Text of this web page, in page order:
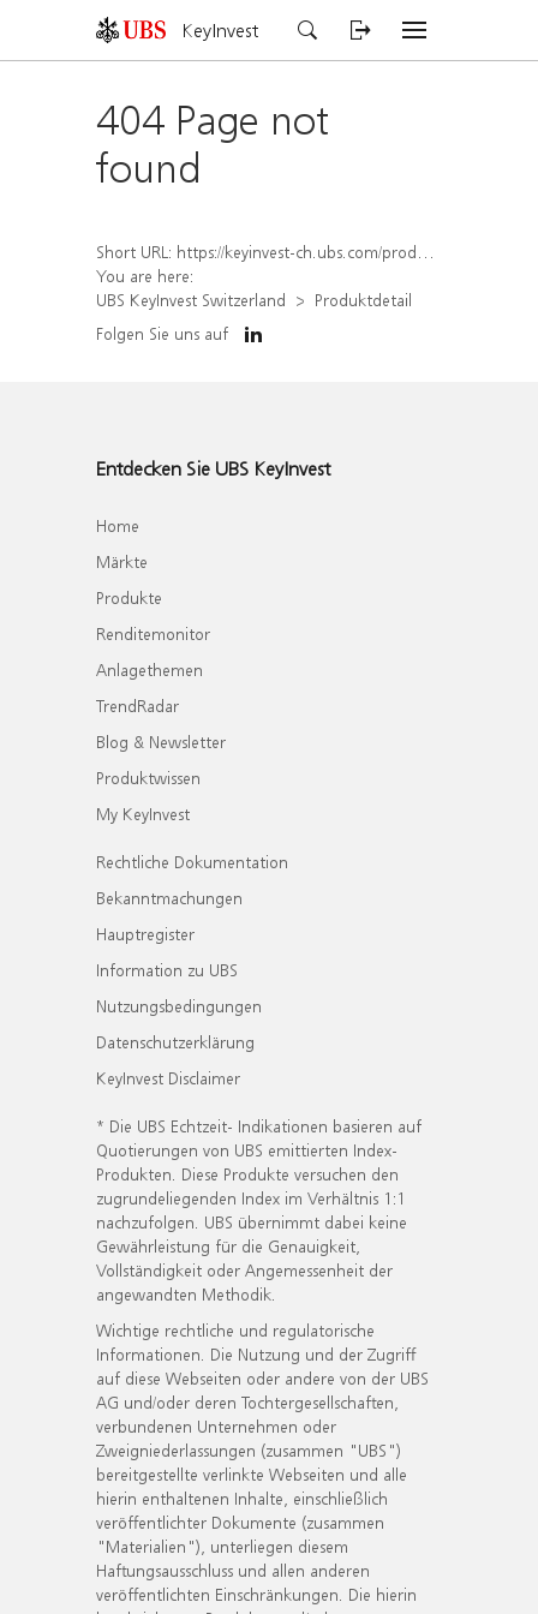
KeyInvest
404 Page not
found
Short URL: https://keyinvest-ch.ubs.com/produkt/detail/index/isin/CH1578827037
You are here:
UBS KeyInvest Switzerland
Produktdetail
Folgen Sie uns auf
Entdecken Sie UBS KeyInvest
Home
Märkte
Produkte
Renditemonitor
Anlagethemen
TrendRadar
Blog & Newsletter
Produktwissen
My KeyInvest
Rechtliche Dokumentation
Bekanntmachungen
Hauptregister
Information zu UBS
Nutzungsbedingungen
Datenschutzerklärung
KeyInvest Disclaimer
* Die UBS Echtzeit- Indikationen basieren auf
Quotierungen von UBS emittierten Index-
Produkten. Diese Produkte versuchen den
zugrundeliegenden Index im Verhältnis 1:1
nachzufolgen. UBS übernimmt dabei keine
Gewährleistung für die Genauigkeit,
Vollständigkeit oder Angemessenheit der
angewandten Methodik.
Wichtige rechtliche und regulatorische
Informationen. Die Nutzung und der Zugriff
auf diese Webseiten oder andere von der UBS
AG und/oder deren Tochtergesellschaften,
verbundenen Unternehmen oder
Zweigniederlassungen (zusammen "UBS")
bereitgestellte verlinkte Webseiten und alle
hierin enthaltenen Inhalte, einschließlich
veröffentlichter Dokumente (zusammen
"Materialien"), unterliegen diesem
Haftungsausschluss und allen anderen
veröffentlichten Einschränkungen. Die hierin